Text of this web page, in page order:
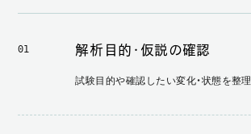
01 解析目的・仮説の確認
試験目的や確認したい変化・状態を整理